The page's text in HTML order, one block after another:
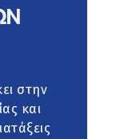
στην
και